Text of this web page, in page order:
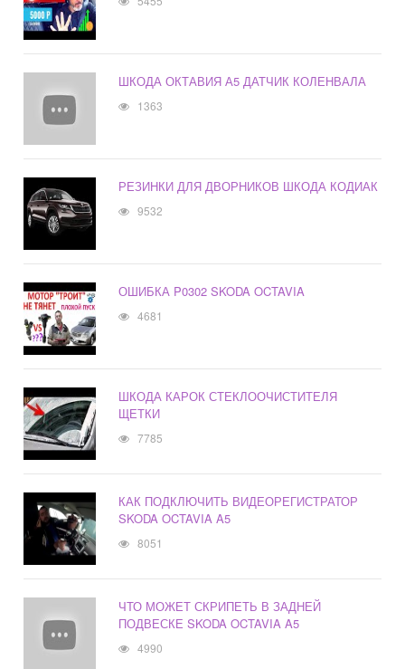
ШКОДА ОКТАВИЯ А5 ДАТЧИК КОЛЕНВАЛА
1363
РЕЗИНКИ ДЛЯ ДВОРНИКОВ ШКОДА КОДИАК
9532
ОШИБКА P0302 SKODA OCTAVIA
4681
ШКОДА КАРОК СТЕКЛООЧИСТИТЕЛЯ
ЩЕТКИ
7785
КАК ПОДКЛЮЧИТЬ ВИДЕОРЕГИСТРАТОР
SKODA OCTAVIA A5
8051
ЧТО МОЖЕТ СКРИПЕТЬ В ЗАДНЕЙ
ПОДВЕСКЕ SKODA OCTAVIA A5
4990